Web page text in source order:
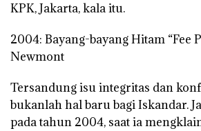
KPK, Jakarta, kala itu.
2004: Bayang-bayang Hitam “Fee
Newmont
Tersandung isu integritas dan
bukanlah hal baru bagi Iskandar.
pada tahun 2004, saat ia